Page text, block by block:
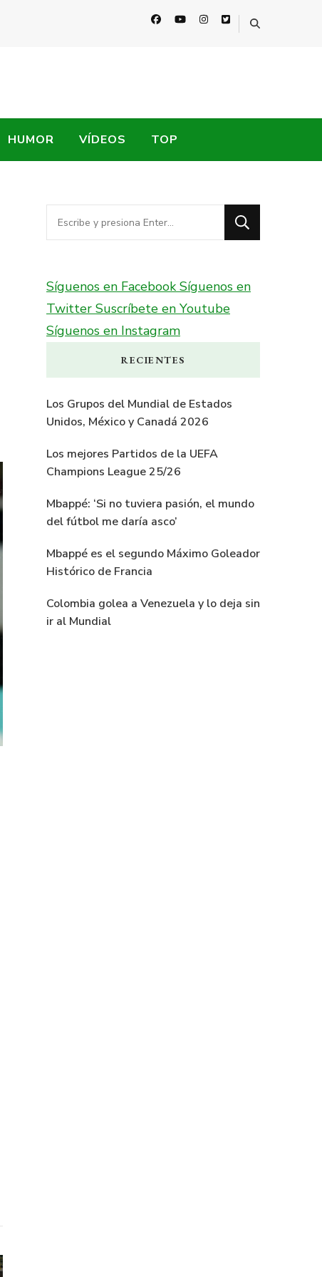
HUMOR VÍDEOS TOP
¿Buscas
algo?
Síguenos en FacebookSíguenos en
Twitter Suscríbete en Youtube
Síguenos en Instagram
RECIENTES
Los Grupos del Mundial de Estados
Unidos, México y Canadá 2026
Los mejores Partidos de la UEFA
Champions League 25/26
Mbappé: ‘Si no tuviera pasión, el mundo
del fútbol me daría asco’
Mbappé es el segundo Máximo Goleador
Histórico de Francia
Colombia golea a Venezuela y lo deja sin
ir al Mundial